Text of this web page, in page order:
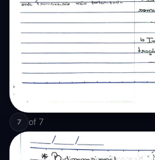
7 of 7